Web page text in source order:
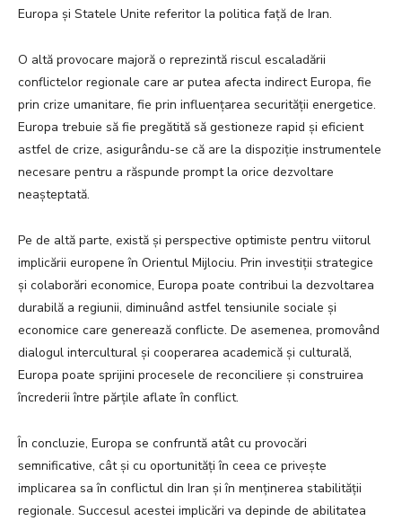
Europa și Statele Unite referitor la politica față de Iran.
O altă provocare majoră o reprezintă riscul escaladării
conflictelor regionale care ar putea afecta indirect Europa, fie
prin crize umanitare, fie prin influențarea securității energetice.
Europa trebuie să fie pregătită să gestioneze rapid și eficient
astfel de crize, asigurându-se că are la dispoziție instrumentele
necesare pentru a răspunde prompt la orice dezvoltare
neașteptată.
Pe de altă parte, există și perspective optimiste pentru viitorul
implicării europene în Orientul Mijlociu. Prin investiții strategice
și colaborări economice, Europa poate contribui la dezvoltarea
durabilă a regiunii, diminuând astfel tensiunile sociale și
economice care generează conflicte. De asemenea, promovând
dialogul intercultural și cooperarea academică și culturală,
Europa poate sprijini procesele de reconciliere și construirea
încrederii între părțile aflate în conflict.
În concluzie, Europa se confruntă atât cu provocări
semnificative, cât și cu oportunități în ceea ce privește
implicarea sa în conflictul din Iran și în menținerea stabilității
regionale. Succesul acestei implicări va depinde de abilitatea